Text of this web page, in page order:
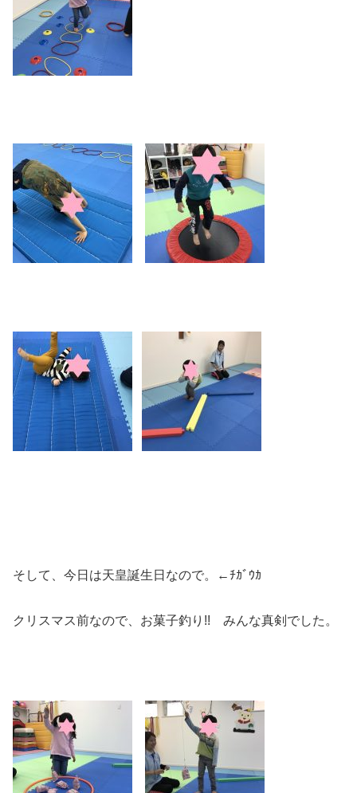
そして、今日は天皇誕生日なので。←ﾁｶﾞｳｶ
クリスマス前なので、お菓子釣り!! みんな真剣でした。